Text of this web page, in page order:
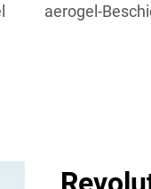
aerogel-